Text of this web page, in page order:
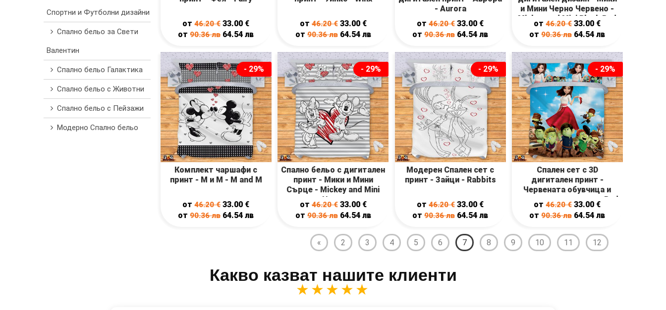
Спортни и Футболни дизайни
Спално бельо за Свети
Валентин
Спално бельо Галактика
Спално бельо с Животни
Спално бельо с Пейзажи
Модерно Спално бельо
от46.20€ 33.00 €
от90.36лв 64.54лв
от46.20€ 33.00 €
от90.36лв 64.54 лв
- Aurora
от46.20€ 33.00 €
от90.36лв 64.54лв
и Mини Черно Червено -
Mickey and Mini Black Red
от46.20€ 33.00 €
от90.36лв 64.54лв
- 29%
Комплект чаршафи с
принт - М и М - M and M
от46.20€ 33.00 €
от90.36лв 64.54лв
- 29%
Спално бельо с дигитален
принт - Мики и Mини
Сърце - Mickey and Mini
Heart
от46.20€ 33.00 €
от90.36лв 64.54 лв
- 29%
Модерен Спален сет с
принт - Зайци - Rabbits
от46.20€ 33.00 €
от90.36лв 64.54лв
- 29%
Спален сет с 3D
дигитален принт -
Червената обувчица и
седемте джуджета - Red
Shoe and the seven
Dwarves
от46.20€ 33.00 €
от90.36лв 64.54лв
« 2 3 4 5 6 7 8 9 10 11 12
Какво казват нашите клиенти
★★★★★